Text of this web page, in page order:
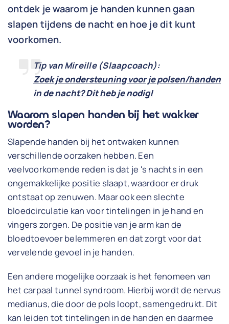
ontdek je waarom je handen kunnen gaan
slapen tijdens de nacht en hoe je dit kunt
voorkomen.
Tip van Mireille (Slaapcoach):
Zoek je ondersteuning voor je polsen/handen
in de nacht? Dit heb je nodig!
Waarom slapen handen bij het wakker
worden?
Slapende handen bij het ontwaken kunnen
verschillende oorzaken hebben. Een
veelvoorkomende reden is dat je 's nachts in een
ongemakkelijke positie slaapt, waardoor er druk
ontstaat op zenuwen. Maar ook een slechte
bloedcirculatie kan voor tintelingen in je hand en
vingers zorgen. De positie van je arm kan de
bloedtoevoer belemmeren en dat zorgt voor dat
vervelende gevoel in je handen.
Een andere mogelijke oorzaak is het fenomeen van
het carpaal tunnel syndroom. Hierbij wordt de nervus
medianus, die door de pols loopt, samengedrukt. Dit
kan leiden tot tintelingen in de handen en daarmee